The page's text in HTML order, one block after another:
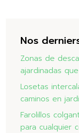
Nos
Zonas de
ajardinadas
Losetas
caminos en
Farolillos
para cualquier